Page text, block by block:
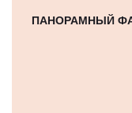
ПАНОРАМНЫЙ